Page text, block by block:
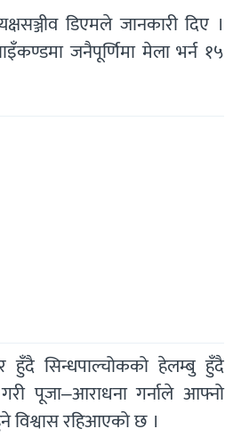
डिएमले जानकारी दिए ।
जनैपूर्णिमा मेला भर्न १५
हुँदै सिन्धपाल्चोकको हेलम्बु हुँदै
पूजा–आराधना गर्नाले आफ्नो
विश्वास रहिआएको छ ।